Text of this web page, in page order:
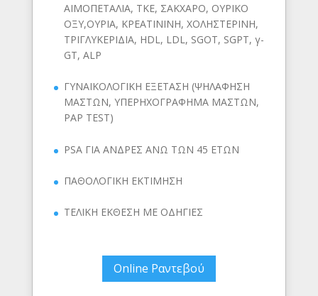
ΑΙΜΟΠΕΤΑΛΙΑ, ΤΚΕ, ΣΑΚΧΑΡΟ, ΟΥΡΙΚΟ
ΟΞΥ,ΟΥΡΙΑ, ΚΡΕΑΤΙΝΙΝΗ, ΧΟΛΗΣΤΕΡΙΝΗ,
ΤΡΙΓΛΥΚΕΡΙΔΙΑ, HDL, LDL, SGOT, SGPT, γ-
GT, ALP
ΓΥΝΑΙΚΟΛΟΓΙΚΗ ΕΞΕΤΑΣΗ (ΨΗΛΑΦΗΣΗ
ΜΑΣΤΩΝ, ΥΠΕΡΗΧΟΓΡΑΦΗΜΑ ΜΑΣΤΩΝ,
PAP TEST)
PSA ΓΙΑ ΑΝΔΡΕΣ ΑΝΩ ΤΩΝ 45 ΕΤΩΝ
ΠΑΘΟΛΟΓΙΚΗ ΕΚΤΙΜΗΣΗ
ΤΕΛΙΚΗ ΕΚΘΕΣΗ ΜΕ ΟΔΗΓΙΕΣ
Online Ραντεβού